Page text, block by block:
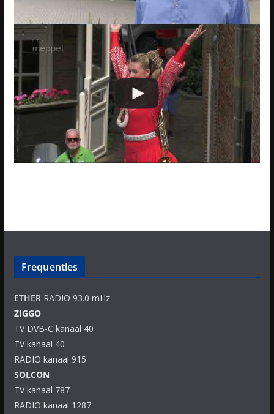
Frequenties
ETHERRADIO 93.0 mHz
ZIGGO
TV DVB-C kanaal 40
TV kanaal 40
RADIO kanaal 915
SOLCON
TV kanaal 787
RADIO kanaal 1287